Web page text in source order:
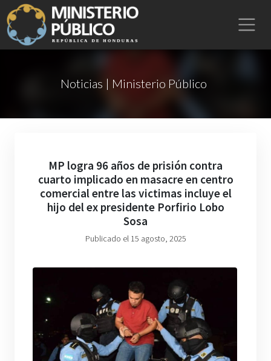
Noticias | Ministerio Público
MP logra 96 años de prisión contra
cuarto implicado en masacre en centro
comercial entre las victimas incluye el
hijo del ex presidente Porfirio Lobo
Sosa
Publicado el 15 agosto, 2025